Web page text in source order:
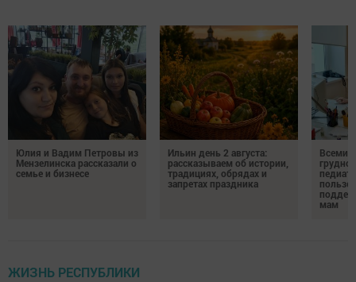
Юлия и Вадим Петровы из
Мензелинска рассказали о
семье и бизнесе
Ильин день 2 августа:
рассказываем об истории,
традициях, обрядах и
запретах праздника
пользе
мам
ЖИЗНЬ РЕСПУБЛИКИ